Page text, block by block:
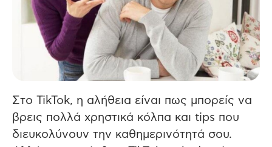
Στο TikTok, η αλήθεια είναι πως μπορείς να
βρεις πολλά χρηστικά κόλπα και tips που
διευκολύνουν την καθημερινότητά σου.